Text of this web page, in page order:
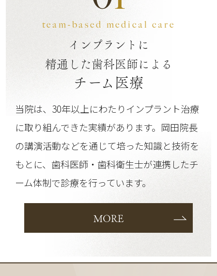
team-based medical care
インプラントに
精通した歯科医師による
チーム医療
当院は、30年以上にわたりインプラント治療
に取り組んできた実績があります。 岡田院長
の講演活動などを通じて培った知識と技術を
もとに、歯科医師・歯科衛生士が連携したチ
ーム体制で診療を行っています。
MORE